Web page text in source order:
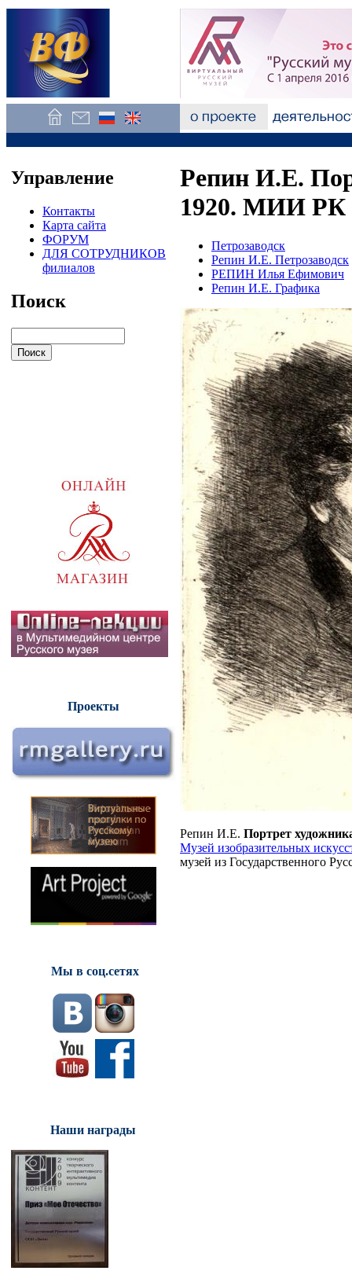
Управление
Контакты
Карта сайта
ФОРУМ
ДЛЯ СОТРУДНИКОВ
филиалов
Поиск
Проекты
Мы в соц.сетях
Наши награды
Репин И.Е.
1920. МИИ РК
Петрозаводск
Репин И.Е. Петрозаводск
РЕПИН Илья Ефимович
Репин И.Е. Графика
Репин И.Е. Портрет
Музей изобразительных
музей из Государственного